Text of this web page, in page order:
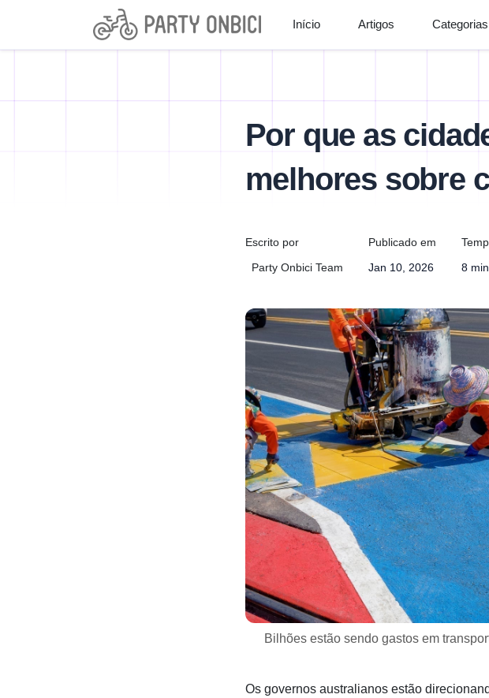
Início Artigos Categorias
Por que as
melhores sobre
Escrito por
Party Onbici Team
Publicado em
Jan 10, 2026
8
Bilhões estão sendo gastos em
Os governos australianos estão